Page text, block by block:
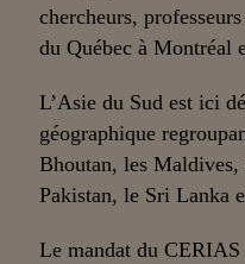
chercheurs,
du Québec à Montréal
L’Asie du Sud est ici
géographique
Bhoutan, les
Pakistan, le Sri Lanka
Le mandat du